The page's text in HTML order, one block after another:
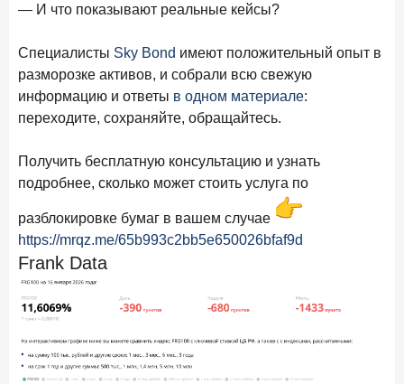
место
По итогам января 2026 года объем выдач кредитов
составил 822,8 млрд руб.
2 февраля 2026 года
и стратегии банков
30 января 2026 года
Главные «болевые точки» бизнеса при открытии
расчетного счета в банках
26 января 2026 года
Ипотека. Итоги декабря 2025 года
По итогам декабря 2025 года объем выдач кредитов
составил 1 326,5 млрд руб.
— И что показывают реальные кейсы?
Специалисты Sky Bond имеют положительный опыт в
разморозке активов, и собрали всю свежую
информацию и ответы в одном материале:
переходите, сохраняйте, обращайтесь.
Получить бесплатную консультацию и узнать
подробнее, сколько может стоить услуга по
разблокировке бумаг в вашем случае
https://mrqz.me/65b993c2bb5e650026bfaf9d
Frank Data